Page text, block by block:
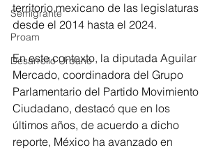
Semigrante
Proam
Desarrollo Urbano
territorio mexicano de las legislaturas
desde el 2014 hasta el 2024.
En este contexto, la diputada Aguilar
Mercado, coordinadora del Grupo
Parlamentario del Partido Movimiento
Ciudadano, destacó que en los
últimos años, de acuerdo a dicho
reporte, México ha avanzado en